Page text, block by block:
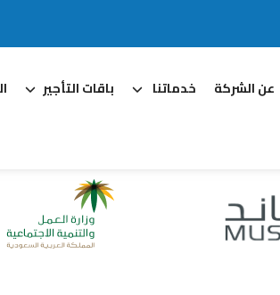
عن الشركة خدماتنا باقات التأجير